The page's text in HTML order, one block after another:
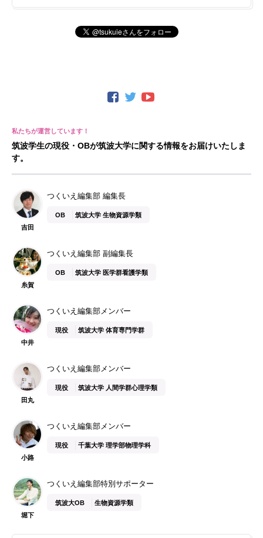
筑波学生の現役・OBが筑波大学に関する情報をお届けいたしま
す。
吉田
つくいえ編集部 編集長
OB 筑波大学 生物資源学類
糸賀
つくいえ編集部 副編集長
OB 筑波大学 医学群看護学類
中井
つくいえ編集部メンバー
現役 筑波大学 体育専門学群
田丸
つくいえ編集部メンバー
現役 筑波大学 人間学群心理学類
小路
つくいえ編集部メンバー
現役 千葉大学 理学部物理学科
堀下
つくいえ編集部特別サポーター
筑波大OB 生物資源学類